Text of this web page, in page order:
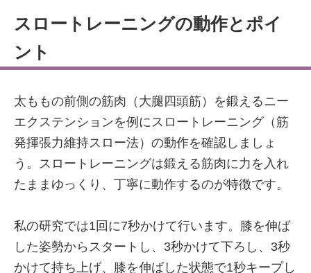
スロートレーニングの動作とポイ
ント
太ももの前側の筋肉（大腿四頭筋）を鍛えるニー
エクステンションを例にスロートレーニング（筋
発揮張力維持スロー法）の動作を確認しましょ
う。スロートレーニングは鍛える筋肉に力を入れ
たままゆっくり、丁寧に動作するのが特徴です。
私の研究では1回に7秒かけて行います。膝を伸ば
した姿勢からスタートし、3秒かけて下ろし、3秒
かけて持ち上げ、膝を伸ばした状態で1秒キープし